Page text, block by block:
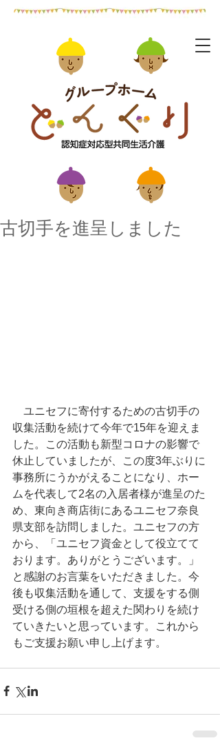
古切手を進呈しました
ユニセフに寄付するための古切手の
収集活動を続けて今年で15年を迎えま
した。この活動も新型コロナの影響で
休止していましたが、この度3年ぶりに
事務所にうかがえることになり、ホー
ムを代表して2名の入居者様が進呈のた
め、東向き商店街にあるユニセフ奈良
県支部を訪問しました。ユニセフの方
から、「ユニセフ資金として役立てて
おります。ありがとうございます。」
と感謝のお言葉をいただきました。今
後も収集活動を通して、支援をする側
受ける側の垣根を超えた関わりを続け
ていきたいと思っています。これから
もご支援お願い申し上げます。